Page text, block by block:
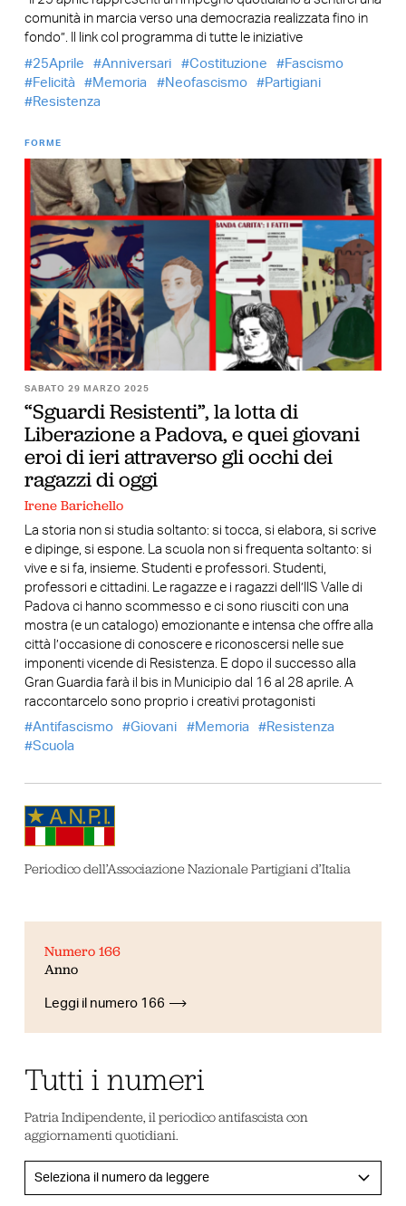
comunità in marcia verso una democrazia realizzata fino in
fondo”. Il link col programma di tutte le iniziative
25Aprile
Anniversari Costituzione
Fascismo
Felicità
Memoria Neofascismo
Partigiani
Resistenza
FORME
SABATO 29 MARZO 2025
“Sguardi Resistenti”, la lotta di
Liberazione a Padova, e quei giovani
eroi di ieri attraverso gli occhi dei
ragazzi di oggi
Irene Barichello
La storia non si studia soltanto: si tocca, si elabora, si scrive
e dipinge, si espone. La scuola non si frequenta soltanto: si
vive e si fa, insieme. Studenti e professori. Studenti,
professori e cittadini. Le ragazze e i ragazzi dell’IIS Valle di
Padova ci hanno scommesso e ci sono riusciti con una
mostra (e un catalogo) emozionante e intensa che offre alla
città l’occasione di conoscere e riconoscersi nelle sue
imponenti vicende di Resistenza. E dopo il successo alla
Gran Guardia farà il bis in Municipio dal 16 al 28 aprile. A
raccontarcelo sono proprio i creativi protagonisti
Antifascismo
Giovani Memoria
Resistenza
Scuola
Periodico dell’Associazione Nazionale Partigiani d’Italia
Numero 166
Anno
Leggi il numero 166
Tutti i numeri
Patria Indipendente, il periodico antifascista con
aggiornamenti quotidiani.